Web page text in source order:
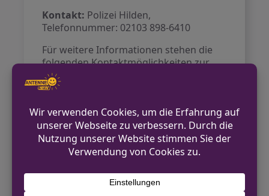
Kontakt: Polizei Hilden,
Telefonnummer: 02103 898-6410
Für weitere Informationen stehen die
folgenden Kontaktmöglichkeiten zur
Verfügung:
Adalbert-Bach-Platz 1
40822 Mettmann
Telefon: 02104 982-1010
E-Mail:
pressestelle.mettmann@polizei.nrw.de
Homepage:
https://mettmann.polizei.nrw/